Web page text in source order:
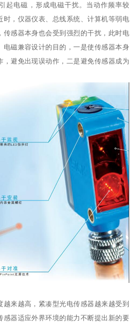
起电磁，形成电磁干扰。当动作频率较
时，仪器仪表、总线系统、计算机等弱电
传感器本身也会受到强烈的干扰，此时电
电磁兼容设计的目的，一是使传感器本身
，避免出现误动作，二是避免传感器成为
越来越高，紧凑型光电传感器越来越受到
感器适应外界环境的能力不断提出新的要